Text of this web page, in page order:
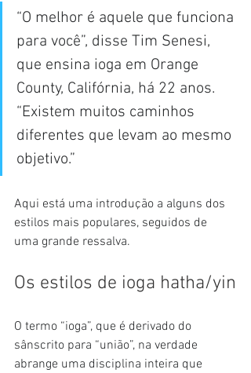
“O melhor é aquele que funciona
para você”, disse Tim Senesi,
que ensina ioga em Orange
County, Califórnia, há 22 anos.
“Existem muitos caminhos
diferentes que levam ao mesmo
objetivo.”
Aqui está uma introdução a alguns dos
estilos mais populares, seguidos de
uma grande ressalva.
Os estilos de ioga hatha/yin
O termo “ioga”, que é derivado do
sânscrito para “união”, na verdade
abrange uma disciplina inteira que